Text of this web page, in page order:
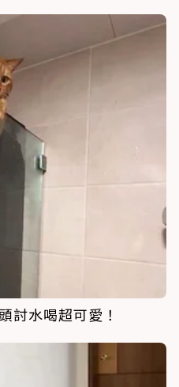
討水喝超可愛！